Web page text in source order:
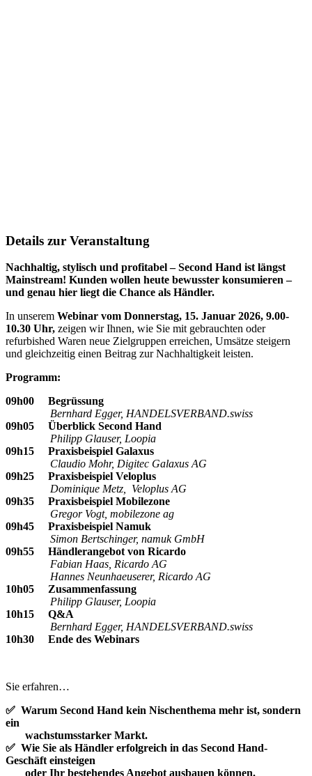
Details zur Veranstaltung
Nachhaltig, stylisch und profitabel – Second Hand ist längst
Mainstream! Kunden wollen heute bewusster konsumieren –
und genau hier liegt die Chance als Händler.
In unserem Webinar vom Donnerstag, 15. Januar 2026, 9.00-
10.30 Uhr, zeigen wir Ihnen, wie Sie mit gebrauchten oder
refurbished Waren neue Zielgruppen erreichen, Umsätze steigern
und gleichzeitig einen Beitrag zur Nachhaltigkeit leisten.
Programm:
09h00 Begrüssung
Bernhard Egger, HANDELSVERBAND.swiss
09h05 Überblick Second Hand
Philipp Glauser, Loopia
09h15 Praxisbeispiel Galaxus
Claudio Mohr, Digitec Galaxus AG
09h25 Praxisbeispiel Veloplus
Dominique Metz, Veloplus AG
09h35 Praxisbeispiel Mobilezone
Gregor Vogt, mobilezone ag
09h45 Praxisbeispiel Namuk
Simon Bertschinger, namuk GmbH
09h55 Händlerangebot von Ricardo
Fabian Haas, Ricardo AG
​​​​​​​Hannes Neunhaeuserer, Ricardo AG
10h05 Zusammenfassung
Philipp Glauser, Loopia
10h15 Q&A
Bernhard Egger, HANDELSVERBAND.swiss
10h30 Ende des Webinars
Sie erfahren…
✅ Warum Second Hand kein Nischenthema mehr ist, sondern
ein
wachstumsstarker Markt.
✅ Wie Sie als Händler erfolgreich in das Second Hand-
Geschäft einsteigen
oder Ihr bestehendes Angebot ausbauen können.